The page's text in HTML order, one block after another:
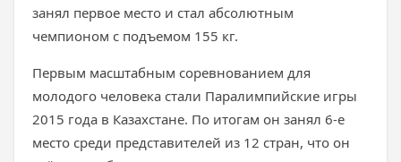
занял первое место и стал абсолютным
чемпионом с подъемом 155 кг.
Первым масштабным соревнованием для
молодого человека стали Паралимпийские игры
2015 года в Казахстане. По итогам он занял 6-е
место среди представителей из 12 стран, что он